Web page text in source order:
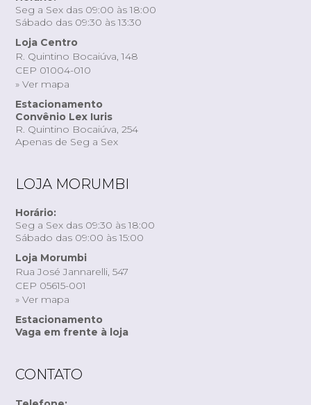
Seg a Sex das 09:00 às 18:00
Sábado das 09:30 às 13:30
Loja Centro
R. Quintino Bocaiúva, 148
CEP 01004-010
» Ver mapa
Estacionamento
Convênio Lex Iuris
R. Quintino Bocaiúva, 254
Apenas de Seg a Sex
LOJA MORUMBI
Horário:
Seg a Sex das 09:30 às 18:00
Sábado das 09:00 às 15:00
Loja Morumbi
Rua José Jannarelli, 547
CEP 05615-001
» Ver mapa
Estacionamento
Vaga em frente à loja
CONTATO